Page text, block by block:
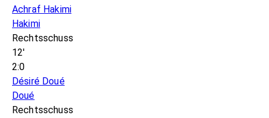
Achraf Hakimi
Hakimi
Rechtsschuss
12'
2:0
Désiré Doué
Doué
Rechtsschuss